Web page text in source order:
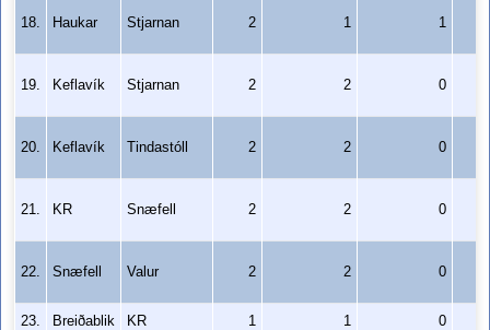
18. Haukar Stjarnan 2 1 1
19. Keflavík Stjarnan 2 2 0
20. Keflavík Tindastóll 2 2 0
21. KR Snæfell 2 2 0
22. Snæfell Valur 2 2 0
23. Breiðablik KR 1 1 0